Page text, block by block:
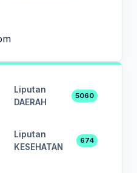
Liputan
DAERAH
5060
Liputan
KESEHATAN
674